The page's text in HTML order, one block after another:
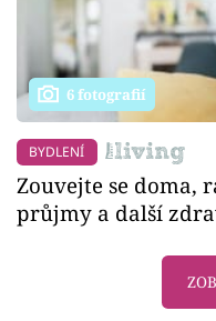
6 fotografií
BYDLENÍ
Zouvejte se doma,
průjmy a další